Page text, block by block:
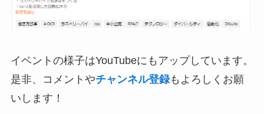
イベントの様子はYouTubeにもアップしています。
是非、コメントやチャンネル登録もよろしくお願
いします！